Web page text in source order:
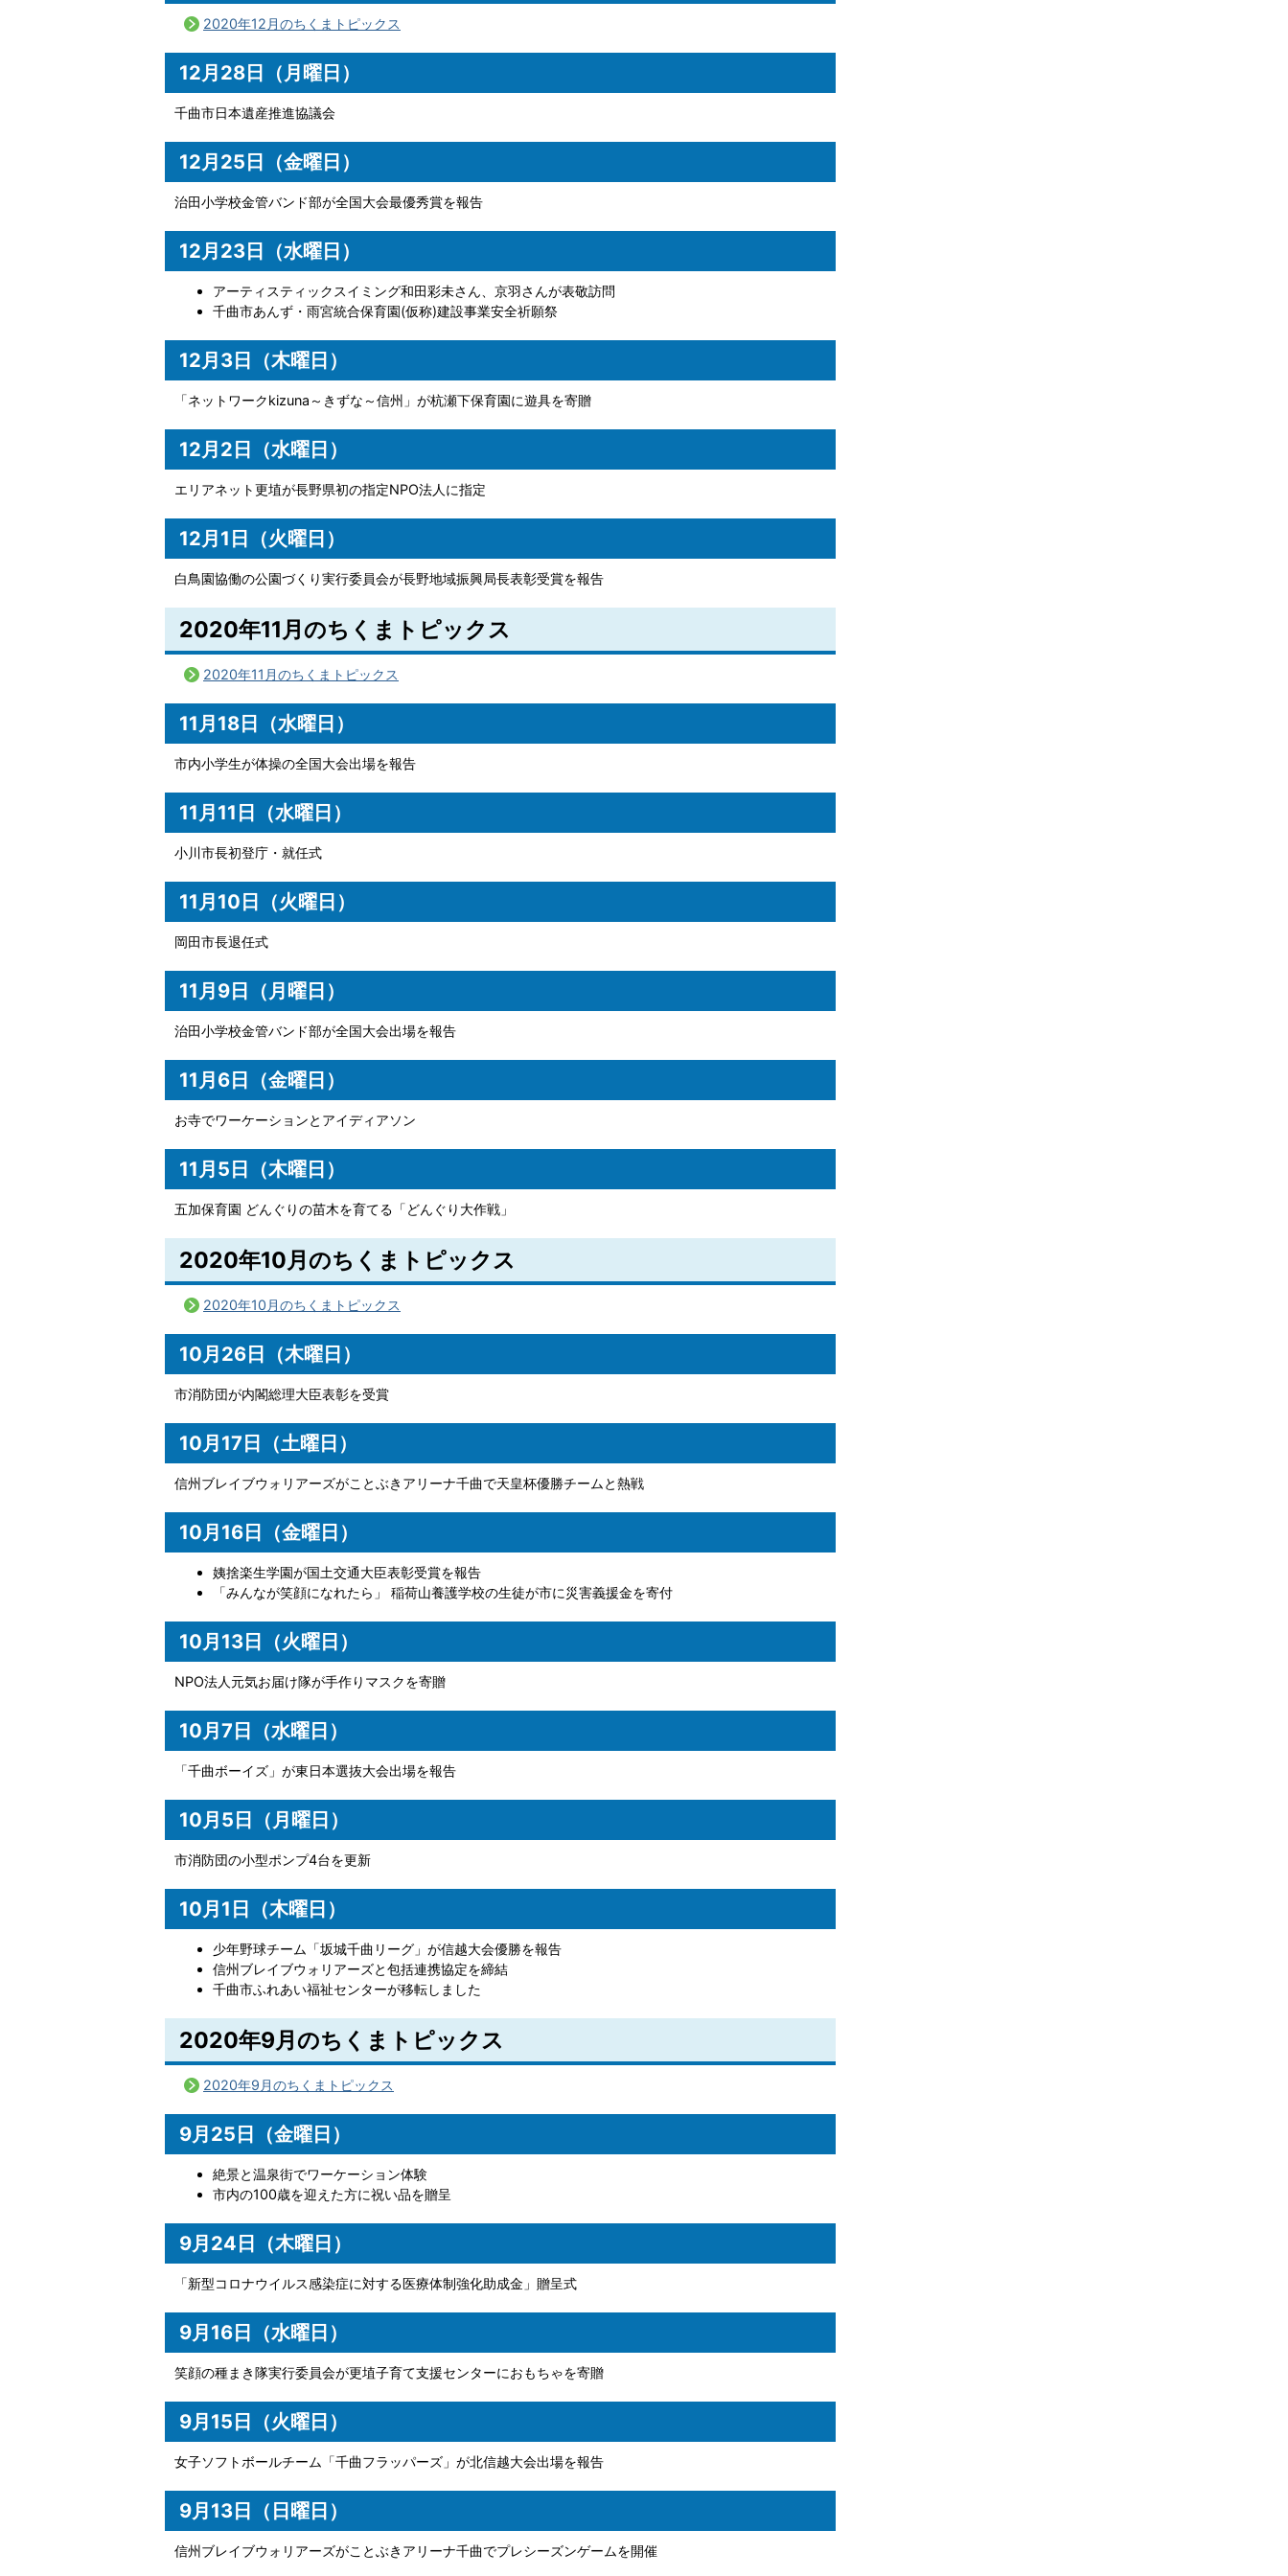
2020年12月のちくまトピックス
12月28日（月曜日）
千曲市日本遺産推進協議会
12月25日（金曜日）
治田小学校金管バンド部が全国大会最優秀賞を報告
12月23日（水曜日）
アーティスティックスイミング和田彩未さん、京羽さんが表敬訪問
千曲市あんず・雨宮統合保育園(仮称)建設事業安全祈願祭
12月3日（木曜日）
「ネットワークkizuna～きずな～信州」が杭瀬下保育園に遊具を寄贈
12月2日（水曜日）
エリアネット更埴が長野県初の指定NPO法人に指定
12月1日（火曜日）
白鳥園協働の公園づくり実行委員会が長野地域振興局長表彰受賞を報告
2020年11月のちくまトピックス
2020年11月のちくまトピックス
11月18日（水曜日）
市内小学生が体操の全国大会出場を報告
11月11日（水曜日）
小川市長初登庁・就任式
11月10日（火曜日）
岡田市長退任式
11月9日（月曜日）
治田小学校金管バンド部が全国大会出場を報告
11月6日（金曜日）
お寺でワーケーションとアイディアソン
11月5日（木曜日）
五加保育園 どんぐりの苗木を育てる「どんぐり大作戦」
2020年10月のちくまトピックス
2020年10月のちくまトピックス
10月26日（木曜日）
市消防団が内閣総理大臣表彰を受賞
10月17日（土曜日）
信州ブレイブウォリアーズがことぶきアリーナ千曲で天皇杯優勝チームと熱戦
10月16日（金曜日）
姨捨楽生学園が国土交通大臣表彰受賞を報告
「みんなが笑顔になれたら」 稲荷山養護学校の生徒が市に災害義援金を寄付
10月13日（火曜日）
NPO法人元気お届け隊が手作りマスクを寄贈
10月7日（水曜日）
「千曲ボーイズ」が東日本選抜大会出場を報告
10月5日（月曜日）
市消防団の小型ポンプ4台を更新
10月1日（木曜日）
少年野球チーム「坂城千曲リーグ」が信越大会優勝を報告
信州ブレイブウォリアーズと包括連携協定を締結
千曲市ふれあい福祉センターが移転しました
2020年9月のちくまトピックス
2020年9月のちくまトピックス
9月25日（金曜日）
絶景と温泉街でワーケーション体験
市内の100歳を迎えた方に祝い品を贈呈
9月24日（木曜日）
「新型コロナウイルス感染症に対する医療体制強化助成金」贈呈式
9月16日（水曜日）
笑顔の種まき隊実行委員会が更埴子育て支援センターにおもちゃを寄贈
9月15日（火曜日）
女子ソフトボールチーム「千曲フラッパーズ」が北信越大会出場を報告
9月13日（日曜日）
信州ブレイブウォリアーズがことぶきアリーナ千曲でプレシーズンゲームを開催